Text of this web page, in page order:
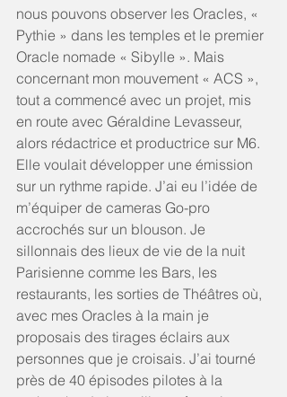
nous pouvons observer les Oracles, «
Pythie » dans les temples et le premier
Oracle nomade « Sibylle ». Mais
concernant mon mouvement « ACS »,
tout a commencé avec un projet, mis
en route avec Géraldine Levasseur,
alors rédactrice et productrice sur M6.
Elle voulait développer une émission
sur un rythme rapide. J’ai eu l’idée de
m’équiper de cameras Go-pro
accrochés sur un blouson. Je
sillonnais des lieux de vie de la nuit
Parisienne comme les Bars, les
restaurants, les sorties de Théâtres où,
avec mes Oracles à la main je
proposais des tirages éclairs aux
personnes que je croisais. J’ai tourné
près de 40 épisodes pilotes à la